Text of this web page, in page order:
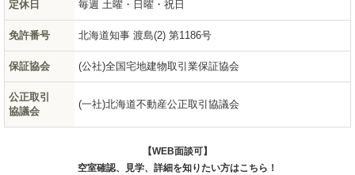
定休日 毎週 土曜・日曜・祝日
免許番号 北海道知事 渡島(2) 第1186号
保証協会 (公社)全国宅地建物取引業保証協会
公正取引
協議会
(一社)北海道不動産公正取引協議会
【WEB面談可】
空室確認、見学、詳細を知りたい方はこちら！